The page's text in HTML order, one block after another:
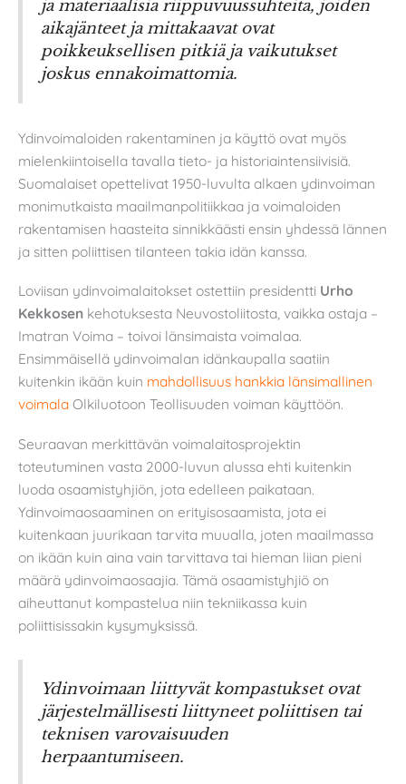
ja materiaalisia riippuvuussuhteita, joiden
aikajänteet ja mittakaavat ovat
poikkeuksellisen pitkiä ja vaikutukset
joskus ennakoimattomia.
Ydinvoimaloiden rakentaminen ja käyttö ovat myös
mielenkiintoisella tavalla tieto- ja historiaintensiivisiä.
Suomalaiset opettelivat 1950-luvulta alkaen ydinvoiman
monimutkaista maailmanpolitiikkaa ja voimaloiden
rakentamisen haasteita sinnikkäästi ensin yhdessä lännen
ja sitten poliittisen tilanteen takia idän kanssa.
Loviisan ydinvoimalaitokset ostettiin presidentti Urho
Kekkosen kehotuksesta Neuvostoliitosta, vaikka ostaja –
Imatran Voima – toivoi länsimaista voimalaa.
Ensimmäisellä ydinvoimalan idänkaupalla saatiin
kuitenkin ikään kuin mahdollisuus hankkia länsimallinen
voimala Olkiluotoon Teollisuuden voiman käyttöön.
Seuraavan merkittävän voimalaitosprojektin
toteutuminen vasta 2000-luvun alussa ehti kuitenkin
luoda osaamistyhjiön, jota edelleen paikataan.
Ydinvoimaosaaminen on erityisosaamista, jota ei
kuitenkaan juurikaan tarvita muualla, joten maailmassa
on ikään kuin aina vain tarvittava tai hieman liian pieni
määrä ydinvoimaosaajia. Tämä osaamistyhjiö on
aiheuttanut kompastelua niin tekniikassa kuin
poliittisissakin kysymyksissä.
Ydinvoimaan liittyvät kompastukset ovat
järjestelmällisesti liittyneet poliittisen tai
teknisen varovaisuuden
herpaantumiseen.